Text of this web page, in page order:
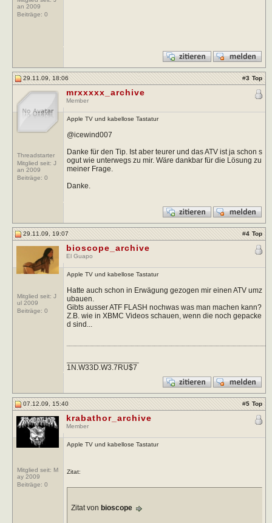
an 2009
Beiträge: 0
29.11.09, 18:06 #3 Top
Threadstarter
Mitglied seit: J
an 2009
Beiträge: 0
mrxxxxx_archive
Member
Apple TV und kabellose Tastatur
@icewind007
Danke für den Tip. Ist aber teurer und das ATV ist ja schon s
ogut wie unterwegs zu mir. Wäre dankbar für die Lösung zu
meiner Frage.
Danke.
29.11.09, 19:07 #4 Top
Mitglied seit: J
ul 2009
Beiträge: 0
bioscope_archive
El Guapo
Apple TV und kabellose Tastatur
Hatte auch schon in Erwägung gezogen mir einen ATV umz
ubauen.
Gibts ausser ATF FLASH nochwas was man machen kann?
Z.B. wie in XBMC Videos schauen, wenn die noch gepacke
d sind...
1N.W33D.W3.7RU$7
07.12.09, 15:40 #5 Top
Mitglied seit: M
ay 2009
Beiträge: 0
krabathor_archive
Member
Apple TV und kabellose Tastatur
Zitat:
Zitat von bioscope